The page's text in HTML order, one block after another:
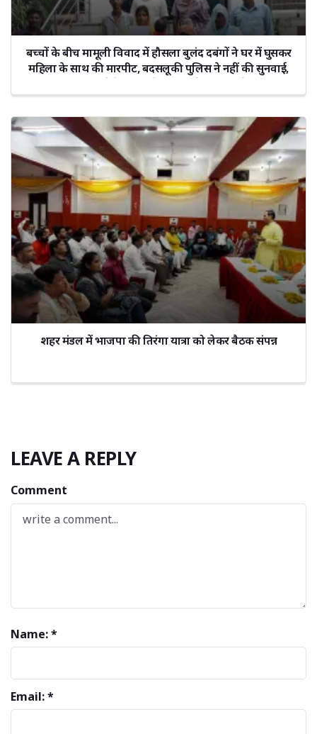
बच्चों के बीच मामूली विवाद में हौसला बुलंद दबंगों ने घर में घुसकर
महिला के साथ की मारपीट, बदसलूकी पुलिस ने नहीं की सुनवाई,
शहर मंडल में भाजपा की तिरंगा यात्रा को लेकर बैठक संपन्न
LEAVE A REPLY
Comment
Name: *
Email: *